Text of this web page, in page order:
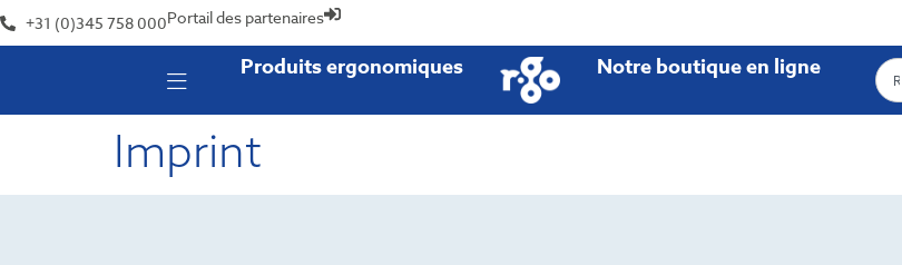
+31 (0)345 758 000Portail des partenaires
Produits ergonomiques Notre boutique en ligne
Imprint